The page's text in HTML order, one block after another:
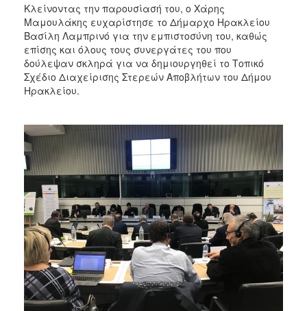
Κλείνοντας την παρουσίασή του, ο Χάρης
Μαμουλάκης ευχαρίστησε το Δήμαρχο Ηρακλείου
Βασίλη Λαμπρινό για την εμπιστοσύνη του, καθώς
επίσης και όλους τους συνεργάτες του που
δούλεψαν σκληρά για να δημιουργηθεί το Τοπικό
Σχέδιο Διαχείρισης Στερεών Αποβλήτων του Δήμου
Ηρακλείου.